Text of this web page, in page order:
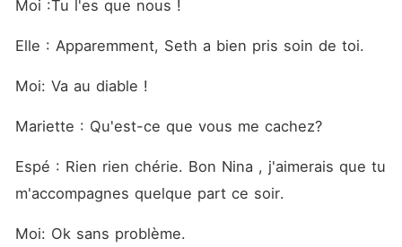
Moi :Tu l'es que nous !
Elle : Apparemment, Seth a bien pris soin de toi.
Moi: Va au diable !
Mariette : Qu'est-ce que vous me cachez?
Espé : Rien rien chérie. Bon Nina , j'aimerais que tu
m'accompagnes quelque part ce soir.
Moi: Ok sans problème.